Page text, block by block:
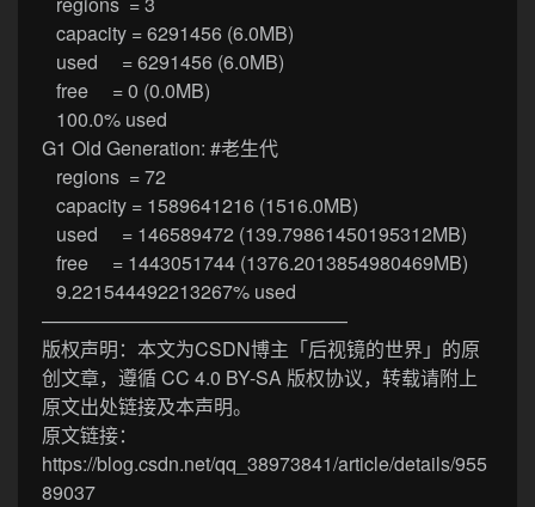
capacity = 6291456 (6.0MB)
used = 6291456 (6.0MB)
free = 0 (0.0MB)
100.0% used
G1 Old Generation: #老生代
regions = 72
capacity = 1589641216 (1516.0MB)
used = 146589472 (139.79861450195312MB)
free = 1443051744 (1376.2013854980469MB)
9.221544492213267% used
————————————————
版权声明：本文为CSDN博主「后视镜的世界」的原
创文章，遵循 CC 4.0 BY-SA 版权协议，转载请附上
原文出处链接及本声明。
原文链接：
https://blog.csdn.net/qq_38973841/article/details/955
89037